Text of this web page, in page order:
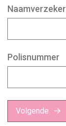
Polisnummer
Volgende